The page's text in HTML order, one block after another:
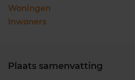
Zoek een woning
Woningen
Inwoners
Plaats samenvatting